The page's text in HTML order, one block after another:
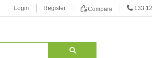
Login Register Compare 133